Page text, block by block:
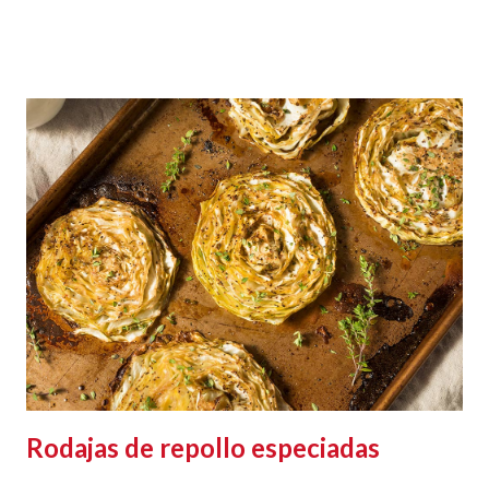
Rodajas de repollo especiadas